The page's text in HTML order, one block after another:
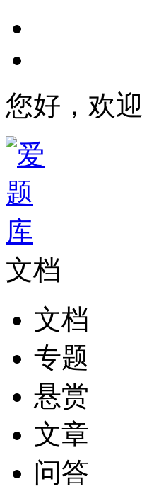
您好，欢
文档
文档
专题
悬赏
文章
问答